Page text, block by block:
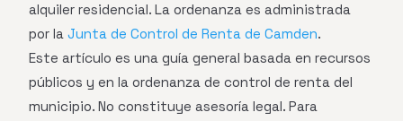
alquiler residencial. La ordenanza es administrada
por la Junta de Control de Renta de Camden.
Este artículo es una guía general basada en recursos
públicos y en la ordenanza de control de renta del
municipio. No constituye asesoría legal. Para